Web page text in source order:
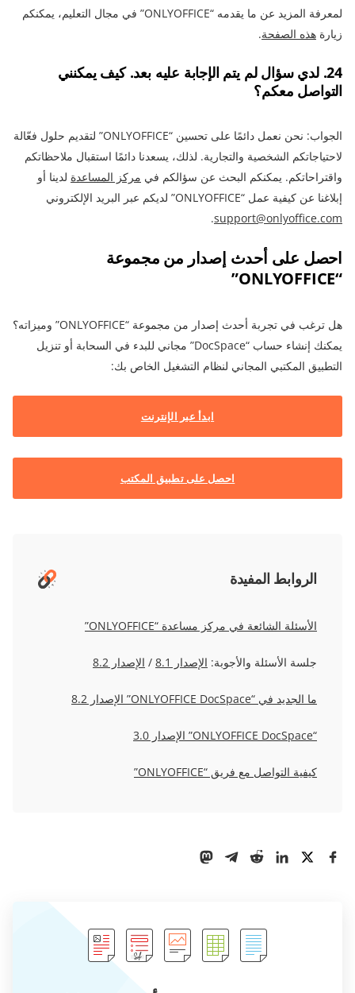
لمعرفة المزيد عن ما يقدمه “ONLYOFFICE” في مجال التعليم، يمكنكم
زيارة هذه الصفحة.
24. لدي سؤال لم يتم الإجابة عليه بعد. كيف يمكنني
التواصل معكم؟
الجواب: نحن نعمل دائمًا على تحسين “ONLYOFFICE” لتقديم حلول فعّالة
لاحتياجاتكم الشخصية والتجارية. لذلك، يسعدنا دائمًا استقبال ملاحظاتكم
واقتراحاتكم. يمكنكم البحث عن سؤالكم في مركز المساعدة لدينا أو
إبلاغنا عن كيفية عمل “ONLYOFFICE” لديكم عبر البريد الإلكتروني
support@onlyoffice.com
.
احصل على أحدث إصدار من مجموعة
“ONLYOFFICE”
هل ترغب في تجربة أحدث إصدار من مجموعة “ONLYOFFICE” وميزاته؟
يمكنك إنشاء حساب “DocSpace” مجاني للبدء في السحابة أو تنزيل
التطبيق المكتبي المجاني لنظام التشغيل الخاص بك:
ابدأ عبر الإنترنت
احصل على تطبيق المكتب
الروابط المفيدة
الأسئلة الشائعة في مركز مساعدة “ONLYOFFICE”
جلسة الأسئلة والأجوبة: الإصدار 8.1 / الإصدار 8.2
ما الجديد في “ONLYOFFICE DocSpace” الإصدار 8.2
“ONLYOFFICE DocSpace” الإصدار 3.0
كيفية التواصل مع فريق “ONLYOFFICE”